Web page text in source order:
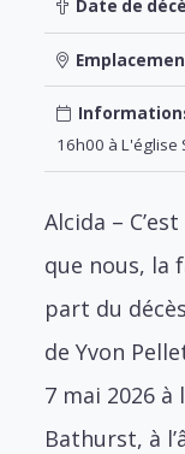
Date de
16h00 à L'église
Alcida –
que nous, la
part du
de Yvon
7 mai 2026 à
Bathurst, à